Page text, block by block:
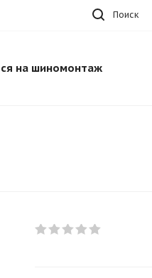
Поиск
на шиномонтаж